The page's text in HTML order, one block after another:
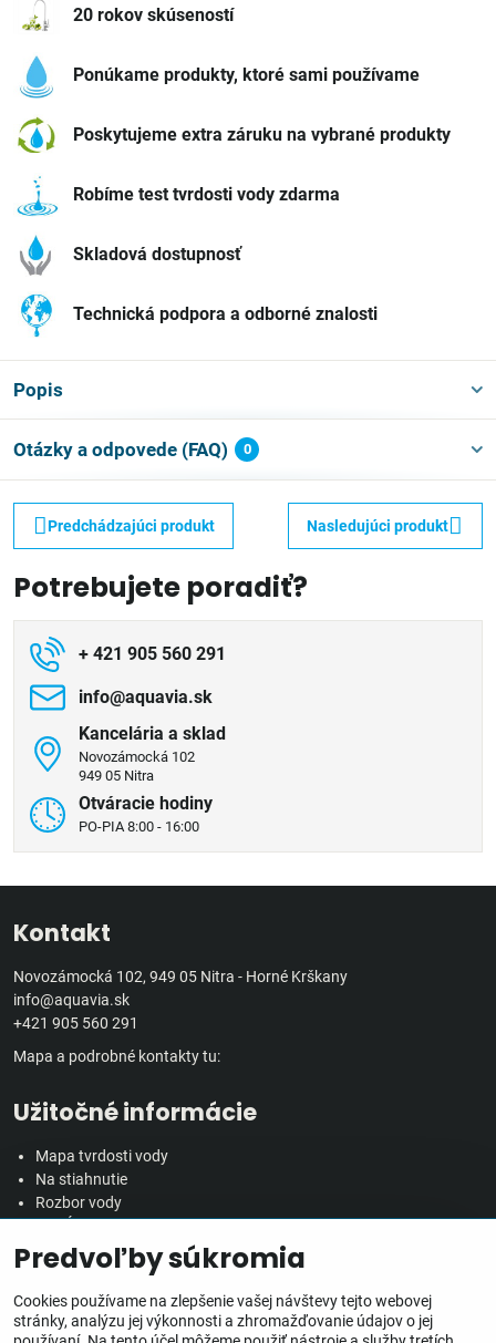
20 rokov skúseností
Ponúkame produkty, ktoré sami používame
Poskytujeme extra záruku na vybrané produkty
Robíme test tvrdosti vody zdarma
Skladová dostupnosť
Technická podpora a odborné znalosti
Popis
Otázky a odpovede (FAQ) 0
Predchádzajúci produkt Nasledujúci produkt
Potrebujete poradiť?
+ 421 905 560 291
info​@aquavia​.sk
Kancelária a sklad
Novozámocká 102
949 05 Nitra
Otváracie hodiny
PO-PIA 8:00 - 16:00
Kontakt
Novozámocká 102, 949 05 Nitra - Horné Krškany
info@aquavia.sk
+421 905 560 291
Mapa a podrobné kontakty tu:
Užitočné informácie
Mapa tvrdosti vody
Na stiahnutie
Rozbor vody
Veľkoobchodná spolupráca
Všetko o nákupe
Predvoľby súkromia
Cookies používame na zlepšenie vašej návštevy tejto webovej
stránky, analýzu jej výkonnosti a zhromažďovanie údajov o jej